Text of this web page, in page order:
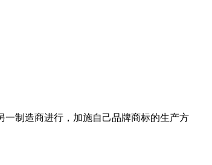
一制造商进行，加施自己品牌商标的生产方